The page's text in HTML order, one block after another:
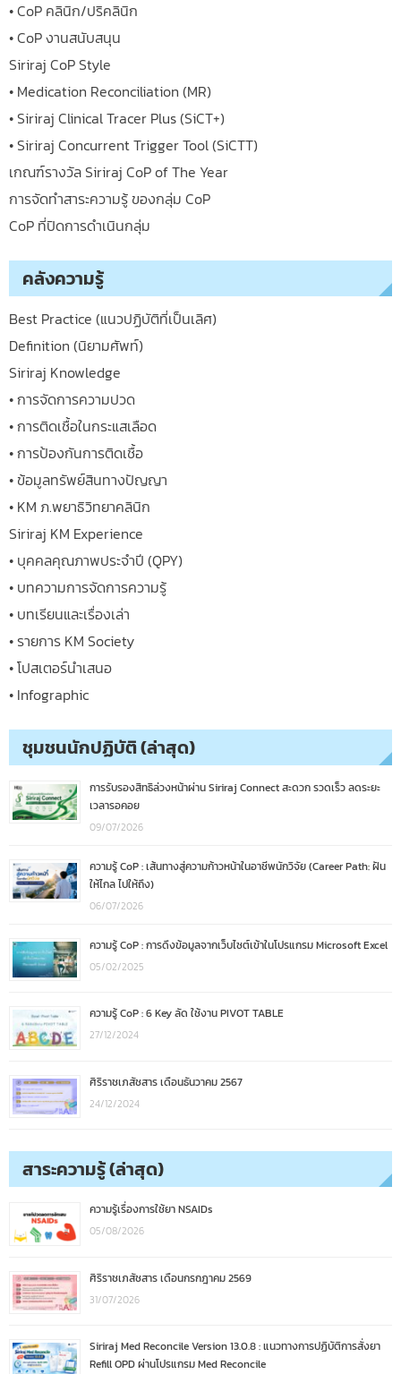
• CoP คลินิก/ปริคลินิก
• CoP งานสนับสนุน
Siriraj CoP Style
• Medication Reconciliation (MR)
• Siriraj Clinical Tracer Plus (SiCT+)
• Siriraj Concurrent Trigger Tool (SiCTT)
เกณฑ์รางวัล Siriraj CoP of The Year
การจัดทำสาระความรู้ ของกลุ่ม CoP
CoP ที่ปิดการดำเนินกลุ่ม
คลังความรู้
Best Practice (แนวปฏิบัติที่เป็นเลิศ)
Definition (นิยามศัพท์)
Siriraj Knowledge
• การจัดการความปวด
• การติดเชื้อในกระแสเลือด
• การป้องกันการติดเชื้อ
• ข้อมูลทรัพย์สินทางปัญญา
• KM ภ.พยาธิวิทยาคลินิก
Siriraj KM Experience
• บุคคลคุณภาพประจำปี (QPY)
• บทความการจัดการความรู้
• บทเรียนและเรื่องเล่า
• รายการ KM Society
• โปสเตอร์นำเสนอ
• Infographic
ชุมชนนักปฏิบัติ (ล่าสุด)
การรับรองสิทธิล่วงหน้าผ่าน Siriraj Connect สะดวก รวดเร็ว ลดระยะ
เวลารอคอย
09/07/2026
ความรู้ CoP : เส้นทางสู่ความก้าวหน้าในอาชีพนักวิจัย (Career Path: ฝัน
ให้ไกล ไปให้ถึง)
06/07/2026
ความรู้ CoP : การดึงข้อมูลจากเว็บไซต์เข้าในโปรแกรม Microsoft Excel
05/02/2025
ความรู้ CoP : 6 Key ลัด ใช้งาน PIVOT TABLE
27/12/2024
ศิริราชเภสัชสาร เดือนธันวาคม 2567
24/12/2024
สาระความรู้ (ล่าสุด)
ความรู้เรื่องการใช้ยา NSAIDs
05/08/2026
ศิริราชเภสัชสาร เดือนกรกฎาคม 2569
31/07/2026
Siriraj Med Reconcile Version 13.0.8 : แนวทางการปฏิบัติการสั่งยา
Refill OPD ผ่านโปรแกรม Med Reconcile